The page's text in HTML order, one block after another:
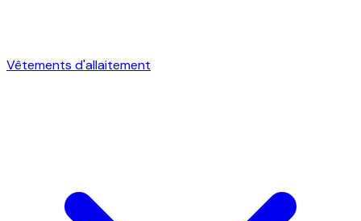
Vêtements d'allaitement